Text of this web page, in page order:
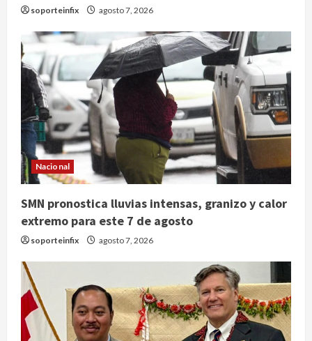
soporteinfix agosto 7, 2026
Nacional
SMN pronostica lluvias intensas, granizo y calor
extremo para este 7 de agosto
soporteinfix agosto 7, 2026